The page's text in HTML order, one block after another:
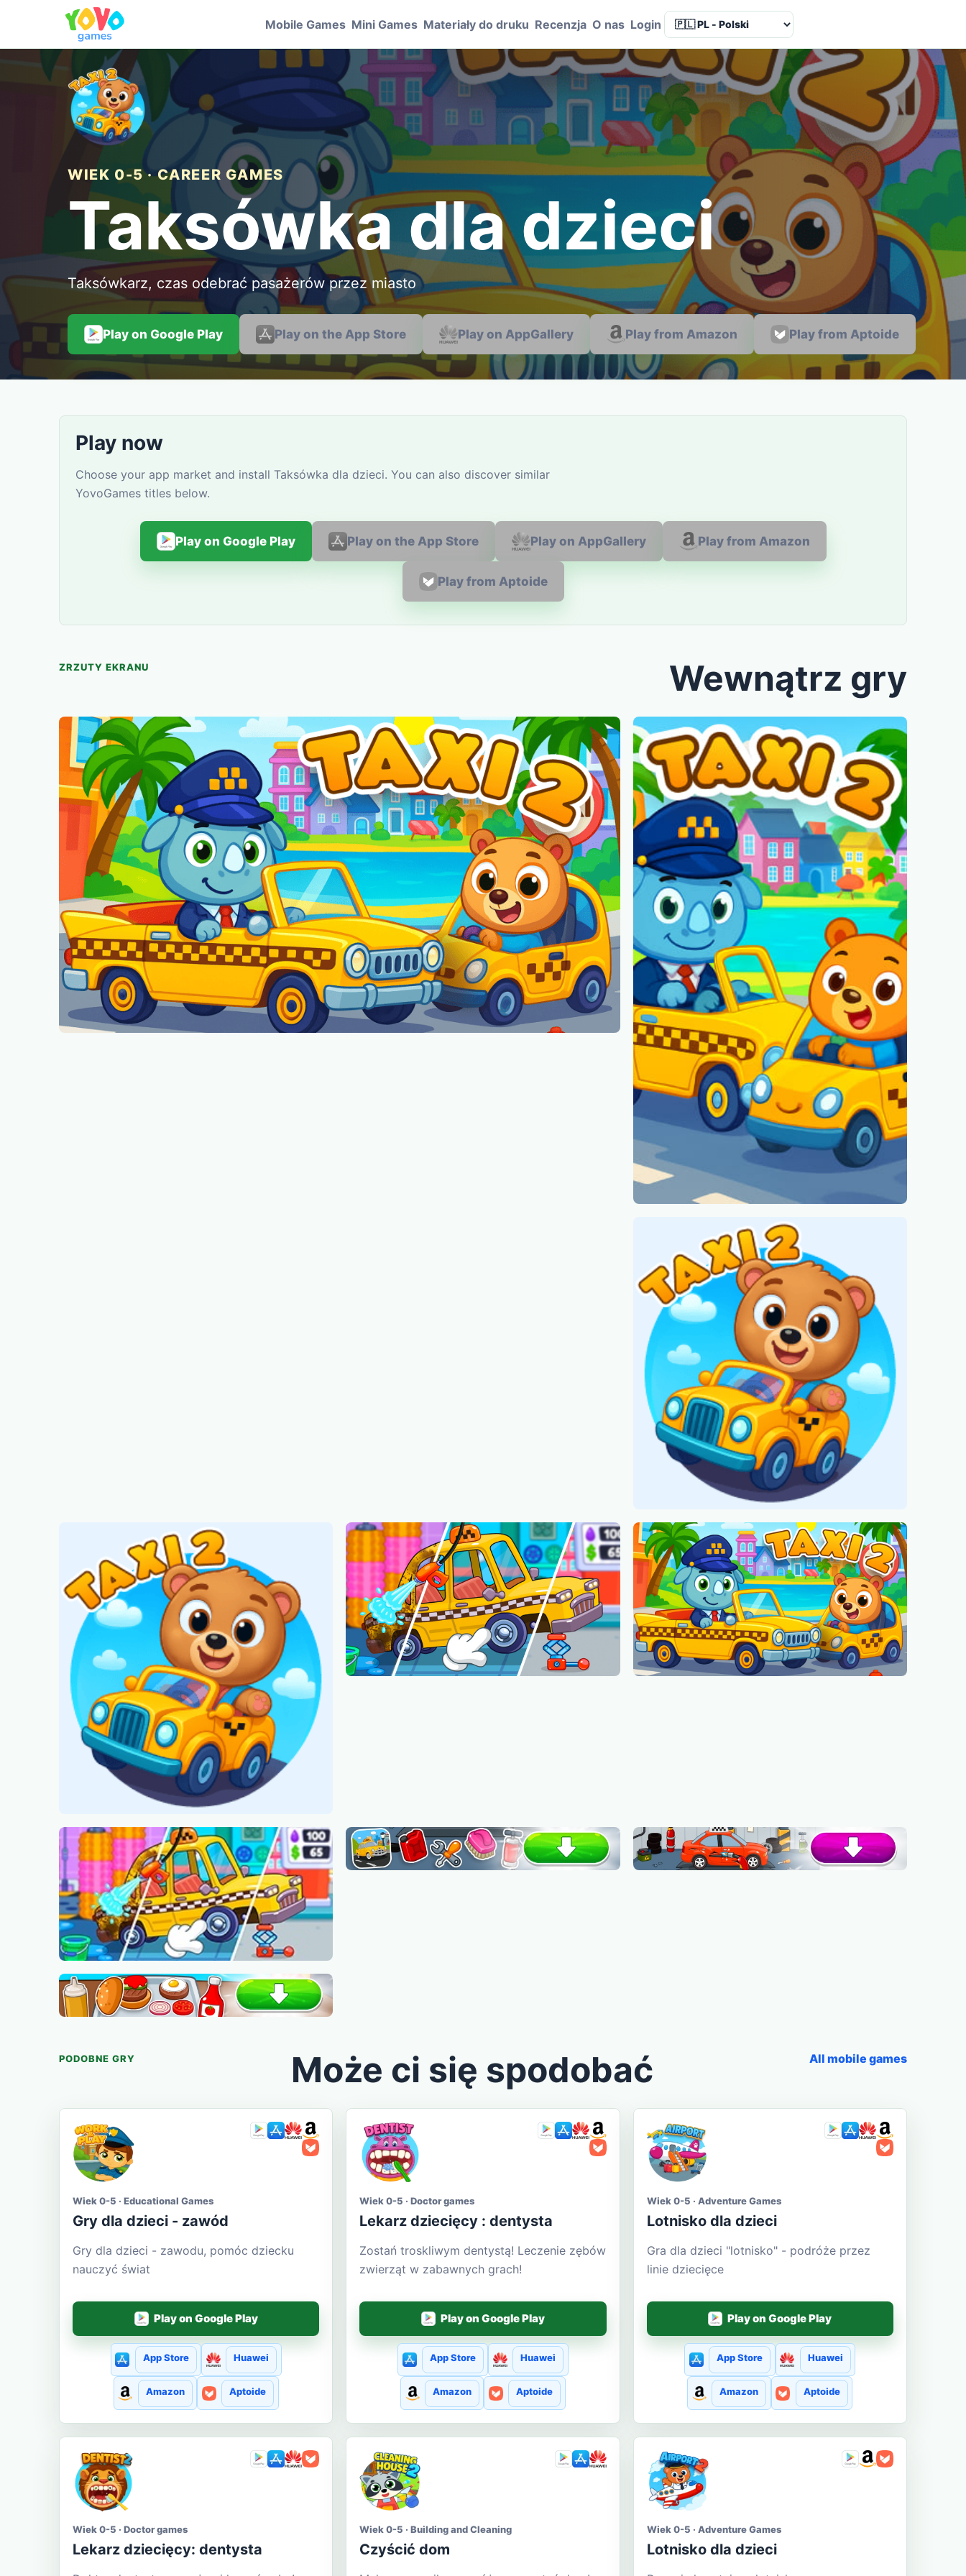
Mobile Games Mini Games Materiały do druku Recenzja O nas Login Language
WIEK 0-5 · CAREER GAMES
Taksówka dla dzieci
Taksówkarz, czas odebrać pasażerów przez miasto
Play on Google Play Play on the App Store Play on AppGallery Play from Amazon Play from Aptoide
Play now
Choose your app market and install Taksówka dla dzieci. You can also discover similar
YovoGames titles below.
Play on Google Play Play on the App Store Play on AppGallery Play from Amazon
Play from Aptoide
ZRZUTY EKRANU Wewnątrz gry
PODOBNE GRY Może ci się spodobać All mobile games
Wiek 0-5 · Educational Games
Gry dla dzieci - zawód
Gry dla dzieci - zawodu, pomóc dziecku
nauczyć świat
Play on Google Play
App Store Huawei
Amazon Aptoide
Wiek 0-5 · Doctor games
Lekarz dziecięcy : dentysta
Zostań troskliwym dentystą! Leczenie zębów
zwierząt w zabawnych grach!
Play on Google Play
App Store Huawei
Amazon Aptoide
Wiek 0-5 · Adventure Games
Lotnisko dla dzieci
Gra dla dzieci "lotnisko" - podróże przez
linie dziecięce
Play on Google Play
App Store Huawei
Amazon Aptoide
Wiek 0-5 · Doctor games
Lekarz dziecięcy: dentysta
Wiek 0-5 · Building and Cleaning
Czyścić dom
Wiek 0-5 · Adventure Games
Lotnisko dla dzieci